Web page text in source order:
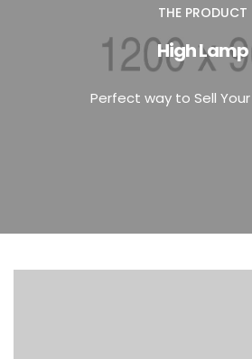
Yayın Olanakları
THE PRODUCT
High Lamp
Perfect way to Sell